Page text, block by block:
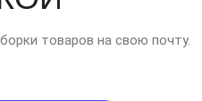
товаров на свою почту.